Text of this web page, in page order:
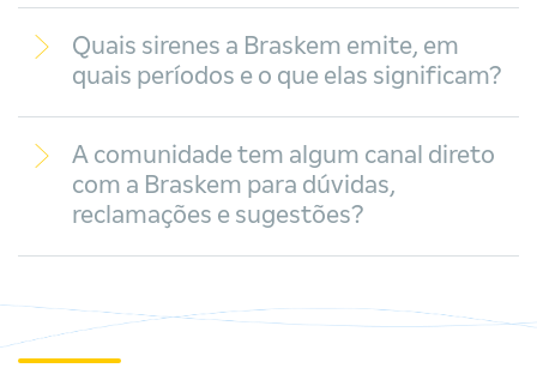
Quais sirenes a Braskem emite, em
quais períodos e o que elas significam?
A comunidade tem algum canal direto
com a Braskem para dúvidas,
reclamações e sugestões?